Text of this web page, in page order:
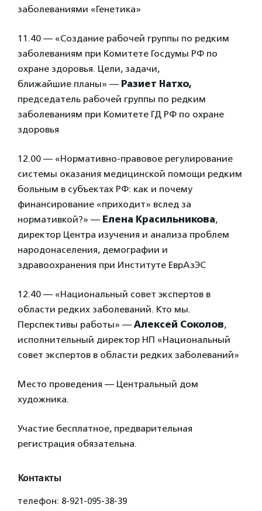
заболеваниями «Генетика»
11.40 — «Создание рабочей группы по редким
заболеваниям при Комитете Госдумы РФ по
охране здоровья. Цели, задачи,
ближайшие планы» — Разиет Натхо,
председатель рабочей группы по редким
заболеваниям при Комитете ГД РФ по охране
здоровья
12.00 — «Нормативно-правовое регулирование
системы оказания медицинской помощи редким
больным в субъектах РФ: как и почему
финансирование «приходит» вслед за
нормативкой?» — Елена Красильникова,
директор Центра изучения и анализа проблем
народонаселения, демографии и
здравоохранения при Институте ЕврАзЭС
12.40 — «Национальный совет экспертов в
области редких заболеваний. Кто мы.
Перспективы работы» — Алексей Соколов,
исполнительный директор НП «Национальный
совет экспертов в области редких заболеваний»
Место проведения — Центральный дом
художника.
Участие бесплатное, предварительная
регистрация обязательна.
Контакты
телефон: 8-921-095-38-39